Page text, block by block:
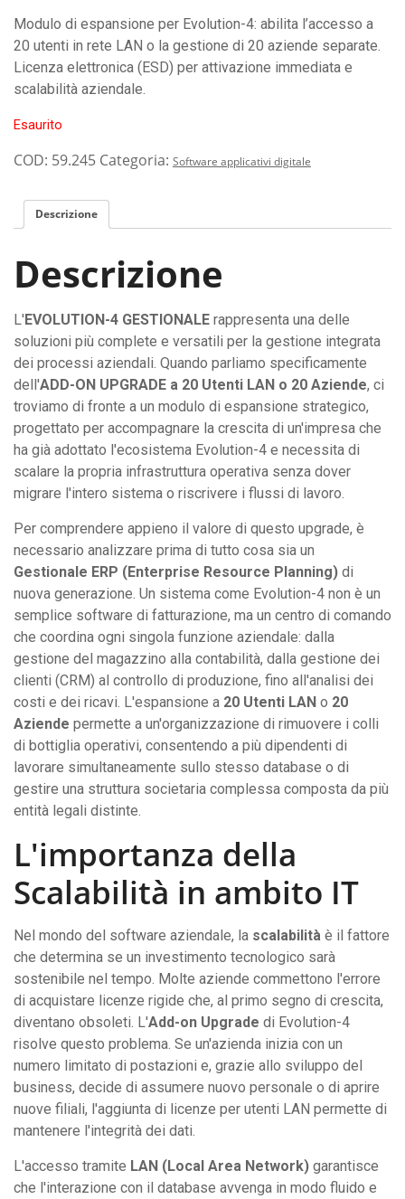
Modulo di espansione per Evolution-4: abilita l’accesso a
20 utenti in rete LAN o la gestione di 20 aziende separate.
Licenza elettronica (ESD) per attivazione immediata e
scalabilità aziendale.
Esaurito
COD: 59.245 Categoria: Software applicativi digitale
Descrizione
Descrizione
L'EVOLUTION-4 GESTIONALE rappresenta una delle
soluzioni più complete e versatili per la gestione integrata
dei processi aziendali. Quando parliamo specificamente
dell'ADD-ON UPGRADE a 20 Utenti LAN o 20 Aziende, ci
troviamo di fronte a un modulo di espansione strategico,
progettato per accompagnare la crescita di un'impresa che
ha già adottato l'ecosistema Evolution-4 e necessita di
scalare la propria infrastruttura operativa senza dover
migrare l'intero sistema o riscrivere i flussi di lavoro.
Per comprendere appieno il valore di questo upgrade, è
necessario analizzare prima di tutto cosa sia un
Gestionale ERP (Enterprise Resource Planning) di
nuova generazione. Un sistema come Evolution-4 non è un
semplice software di fatturazione, ma un centro di comando
che coordina ogni singola funzione aziendale: dalla
gestione del magazzino alla contabilità, dalla gestione dei
clienti (CRM) al controllo di produzione, fino all'analisi dei
costi e dei ricavi. L'espansione a 20 Utenti LAN o 20
Aziende permette a un'organizzazione di rimuovere i colli
di bottiglia operativi, consentendo a più dipendenti di
lavorare simultaneamente sullo stesso database o di
gestire una struttura societaria complessa composta da più
entità legali distinte.
L'importanza della
Scalabilità in ambito IT
Nel mondo del software aziendale, la scalabilità è il fattore
che determina se un investimento tecnologico sarà
sostenibile nel tempo. Molte aziende commettono l'errore
di acquistare licenze rigide che, al primo segno di crescita,
diventano obsoleti. L'Add-on Upgrade di Evolution-4
risolve questo problema. Se un'azienda inizia con un
numero limitato di postazioni e, grazie allo sviluppo del
business, decide di assumere nuovo personale o di aprire
nuove filiali, l'aggiunta di licenze per utenti LAN permette di
mantenere l'integrità dei dati.
L'accesso tramite LAN (Local Area Network) garantisce
che l'interazione con il database avvenga in modo fluido e